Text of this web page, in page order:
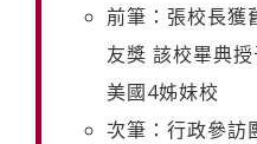
前筆：張校長獲
友獎 該校畢典
美國4姊妹校
次筆：行政參訪